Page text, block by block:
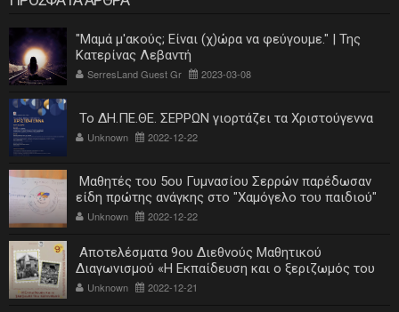
"Μαμά μ'ακούς; Είναι (χ)ώρα να φεύγουμε." | Της
Κατερίνας Λεβαντή
SerresLand Guest Gr 2023-03-08
Το ΔΗ.ΠΕ.ΘΕ. ΣΕΡΡΩΝ γιορτάζει τα Χριστούγεννα
Unknown 2022-12-22
Μαθητές του 5ου Γυμνασίου Σερρών παρέδωσαν
είδη πρώτης ανάγκης στο "Χαμόγελο του παιδιού"
Unknown 2022-12-22
Αποτελέσματα 9ου Διεθνούς Μαθητικού
Διαγωνισμού «Η Εκπαίδευση και ο ξεριζωμός του
ελληνισμού»
Unknown 2022-12-21